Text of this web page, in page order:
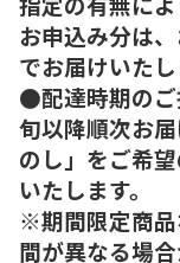
お申込み分は
でお届けいたし
●配達時期のご
旬以降順次お
のし」をご希
いたします。
※期間限定商品
間が異なる場